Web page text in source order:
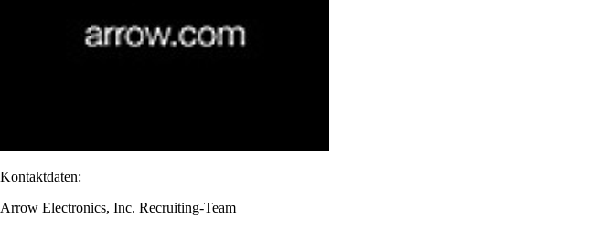
Kontaktdaten:
Arrow Electronics, Inc. Recruiting-Team